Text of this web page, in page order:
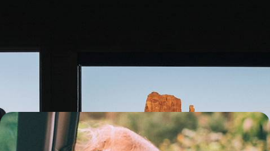
Kunststädte und Roadmovie - Das neue Gesicht von
Texas